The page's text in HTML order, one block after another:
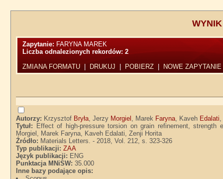
Zapytanie: FARYNA MAREK
Liczba odnalezionych rekordów:2
ZMIANA FORMATU
DRUKUJ POBIERZ NOWE ZAPYTANIE
Autorzy: Krzysztof Bryła, Jerzy Morgiel , Marek Faryna, Kaveh Edalati
Tytuł:
Effect of high-pressure torsion on grain refinement,
Morgiel, Marek Faryna, Kaveh Edalati, Zenji Horita
Źródło: Materials Letters. - 2018, Vol. 212, s. 323-326
Typ publikacji:ZAA
Język publikacji: ENG
Punktacja MNiSW:35.000
Inne bazy podające opis: